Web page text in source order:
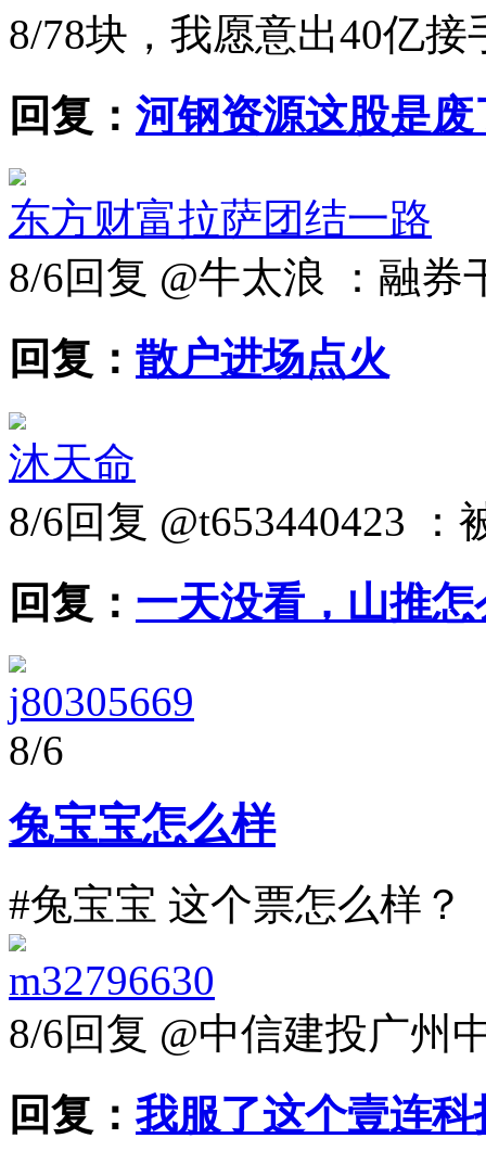
8/78块，我愿意出40亿接
回复： 河钢资源这股是
东方财富拉萨团结一路
8/6回复 @牛太浪 ：融券
回复： 散户进场点火
沐天命
8/6回复 @t653440423
回复： 一天没看，山推
j80305669
8/6
兔宝宝怎么样
#兔宝宝 这个票怎么样？
m32796630
8/6回复 @中信建投广州
回复： 我服了这个壹连科